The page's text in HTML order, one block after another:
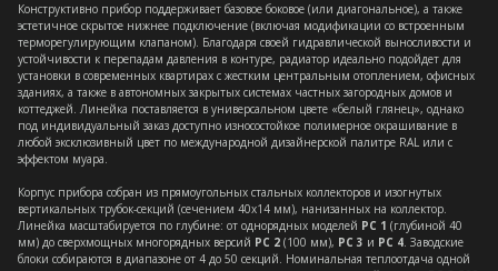
Конструктивно прибор поддерживает базовое боковое (или диагональное), а также
эстетичное скрытое нижнее подключение (включая модификации со встроенным
терморегулирующим клапаном). Благодаря своей гидравлической выносливости и
устойчивости к перепадам давления в контуре, радиатор идеально подойдет для
установки в современных квартирах с жестким центральным отоплением, офисных
зданиях, а также в автономных закрытых системах частных загородных домов и
коттеджей. Линейка поставляется в универсальном цвете «белый глянец», однако
под индивидуальный заказ доступно износостойкое полимерное окрашивание в
любой эксклюзивный цвет по международной дизайнерской палитре RAL или с
эффектом муара.
Корпус прибора собран из прямоугольных стальных коллекторов и изогнутых
вертикальных трубок-секций (сечением 40х14 мм), нанизанных на коллектор.
Линейка масштабируется по глубине: от однорядных моделей РС 1 (глубиной 40
мм) до сверхмощных многорядных версий РС 2 (100 мм), РС 3 и РС 4. Заводские
блоки собираются в диапазоне от 4 до 50 секций. Номинальная теплоотдача одной